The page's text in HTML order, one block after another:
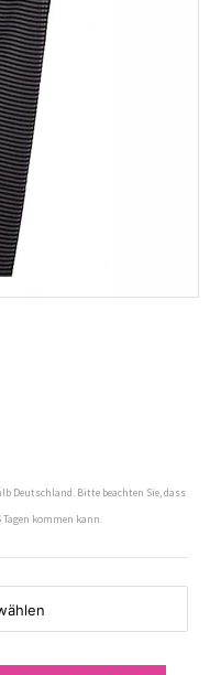
Deutschland. Bitte beachten Sie, dass
kommen kann.